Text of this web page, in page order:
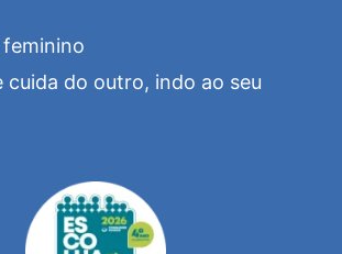
cuida do outro, indo ao seu